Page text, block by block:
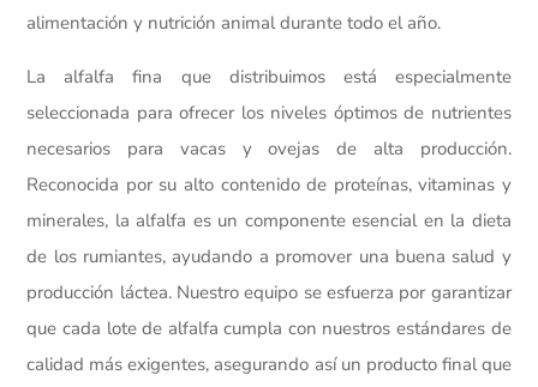
alimentación y nutrición animal durante todo el año.
La alfalfa fina que distribuimos está especialmente
seleccionada para ofrecer los niveles óptimos de nutrientes
necesarios para vacas y ovejas de alta producción.
Reconocida por su alto contenido de proteínas, vitaminas y
minerales, la alfalfa es un componente esencial en la dieta
de los rumiantes, ayudando a promover una buena salud y
producción láctea. Nuestro equipo se esfuerza por garantizar
que cada lote de alfalfa cumpla con nuestros estándares de
calidad más exigentes, asegurando así un producto final que